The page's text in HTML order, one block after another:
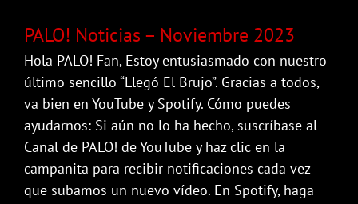
PALO! Noticias – Noviembre 2023
Hola PALO! Fan, Estoy entusiasmado con nuestro
último sencillo “Llegó El Brujo”. Gracias a todos,
va bien en YouTube y Spotify. Cómo puedes
ayudarnos: Si aún no lo ha hecho, suscríbase al
Canal de PALO! de YouTube y haz clic en la
campanita para recibir notificaciones cada vez
que subamos un nuevo vídeo. En Spotify, haga